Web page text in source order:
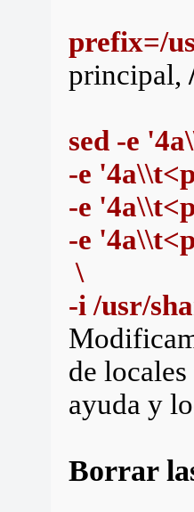
prefix=/
principal,
sed -e
-e
-e
-e
\
-i /usr/
de
ayuda y
Borrar